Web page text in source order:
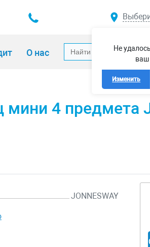
Не
ваш
Изменить
О нас
4 предмета
JONNESWAY